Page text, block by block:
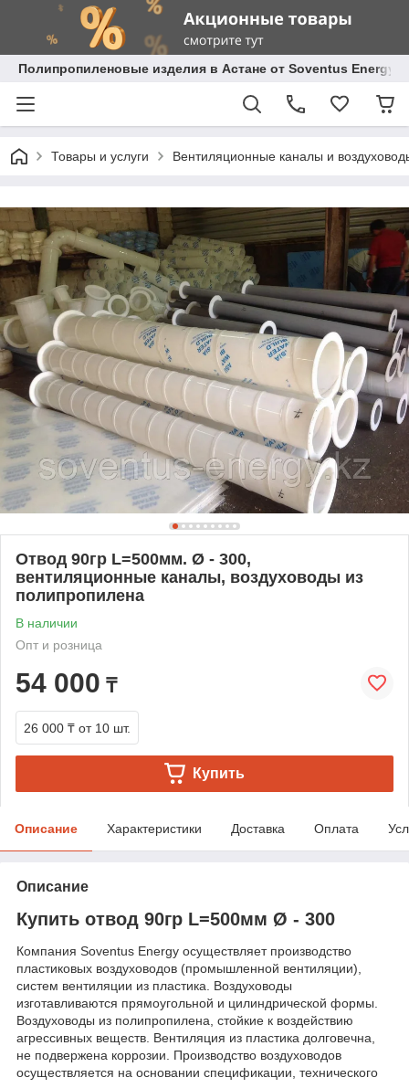
Полипропиленовые изделия в Астане от Soventus Energy
Товары и услуги Вентиляционные каналы и
Отвод 90гр L=500мм. Ø - 300,
вентиляционные каналы, воздуховоды из
полипропилена
В наличии
Опт и розница
54 000 ₸
26 000 ₸ от 10 шт.
Купить
Описание Характеристики Доставка Оплата
Описание
Купить отвод 90гр L=500мм Ø - 300
Компания Soventus Energy осуществляет производство
пластиковых воздуховодов (промышленной вентиляции),
систем вентиляции из пластика. Воздуховоды
изготавливаются прямоугольной и цилиндрической формы.
Воздуховоды из полипропилена, стойкие к воздействию
агрессивных веществ. Вентиляция из пластика долговечна,
не подвержена коррозии. Производство воздуховодов
осуществляется на основании спецификации, технического